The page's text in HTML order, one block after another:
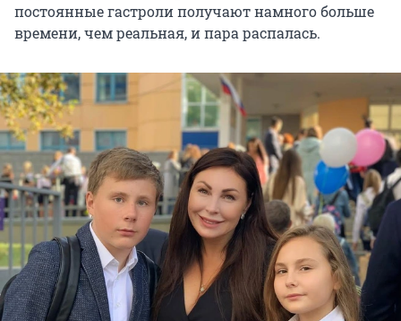
постоянные гастроли получают намного больше
времени, чем реальная, и пара распалась.